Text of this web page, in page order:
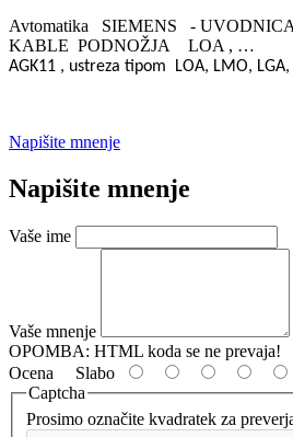
Avtomatika SIEMENS -
KABLE PODNOŽJA LOA , …
AGK11 , ustreza tipom LOA, LMO,
Napišite mnenje
Napišite mnenje
Vaše ime
Vaše mnenje
OPOMBA: HTML koda se ne prevaja!
Ocena Slabo
Captcha
Prosimo označite kvadratek za